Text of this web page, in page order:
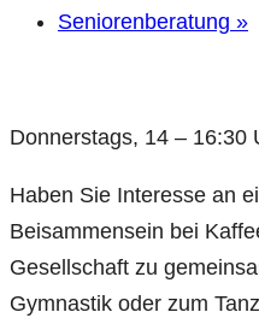
Seniorenberatung »
Donnerstags, 14 – 16:30
Haben Sie Interesse an
Beisammensein bei
Gesellschaft zu
Gymnastik oder zum